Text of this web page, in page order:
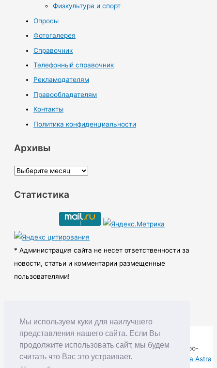
Мы используем куки для наилучшего
представления нашего сайта. Если Вы
продолжите использовать сайт, мы будем
считать что Вас это устраивает.
Физкультура и спорт
Опросы
Фотогалерея
Справочник
Телефонный справочник
Рекламодателям
Правообладателям
Контакты
Политика конфиденциальности
Архивы
А
х
ы
Статистика
* Администрация сайта не несет ответственности за
новости, статьи и комментарии размещенные
пользователями!
Copyright © RUDNIK.MOBI 28.06.2008 - 2026 | Северо-
Енисейский округ Красноярского края | Powered by
Тема Astra